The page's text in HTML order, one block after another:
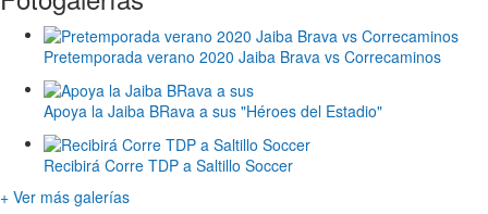
Pretemporada verano 2020 Jaiba Brava vs Correcaminos
Apoya la Jaiba BRava a sus "Héroes del Estadio"
Recibirá Corre TDP a Saltillo Soccer
+ Ver más galerías